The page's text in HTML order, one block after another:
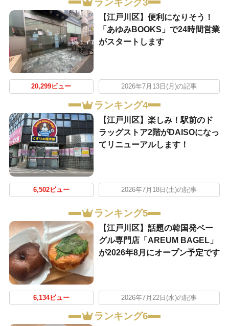
【江戸川区】便利になりそう！
「あゆみBOOKS」で24時間営業
がスタートします
20,299ビュー 2026年7月13日(月)の記事
ランキング4
【江戸川区】楽しみ！駅前のド
ラッグストア2階がDAISOになっ
てリニューアルします！
6,502ビュー 2026年7月18日(土)の記事
ランキング5
【江戸川区】話題の韓国発ベー
グル専門店「AREUM BAGEL」
が2026年8月にオープン予定です
6,134ビュー 2026年7月22日(水)の記事
ランキング6